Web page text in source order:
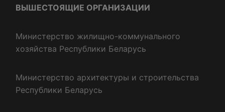
ВЫШЕСТОЯЩИЕ ОРГАНИЗАЦИИ
Министерство жилищно-коммунального
хозяйства Республики Беларусь
Министерство архитектуры и строительства
Республики Беларусь